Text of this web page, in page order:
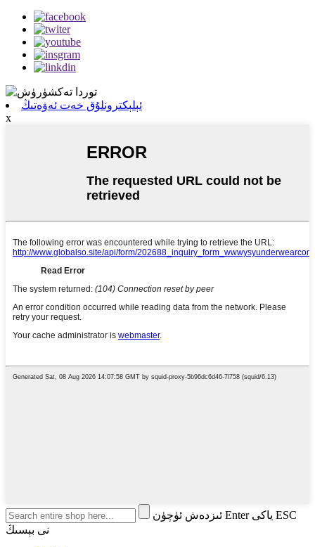
ئېلېكترونلۇق خەت ئەۋەتىڭ
x
ئىزدەش ئۈچۈن Enter ياكى ESC
نى بېسىڭ